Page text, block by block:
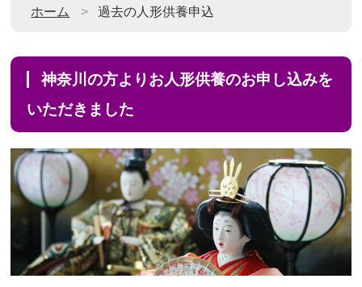
ホーム 過去の人形供養申込
神奈川の方よりお人形供養のお申し込みを
いただきました